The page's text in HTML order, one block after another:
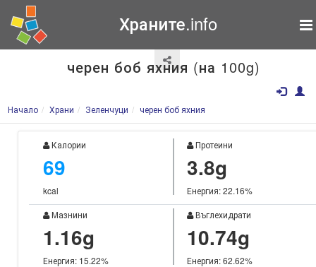
Храните.info
черен боб яхния (на 100g)
Начало Храни Зеленчуци черен боб яхния
Калории
69
kcal
Протеини
3.8g
Енергия: 22.16%
Мазнини
1.16g
Енергия: 15.22%
Въглехидрати
10.74g
Енергия: 62.62%